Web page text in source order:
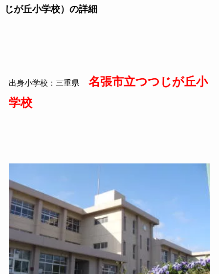
じが丘小学校）の詳細
出身小学校：三重県
名張市立つつじが丘小
学校